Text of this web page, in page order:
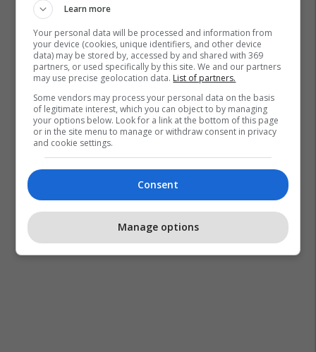
Bujanoc Preshevë Medvegjë Uçpmb
Learn more
Your personal data will be processed and information from
your device (cookies, unique identifiers, and other device
data) may be stored by, accessed by and shared with 369
partners, or used specifically by this site. We and our partners
may use precise geolocation data. List of partners.
Some vendors may process your personal data on the basis
of legitimate interest, which you can object to by managing
your options below. Look for a link at the bottom of this page
or in the site menu to manage or withdraw consent in privacy
and cookie settings.
Consent
Manage options